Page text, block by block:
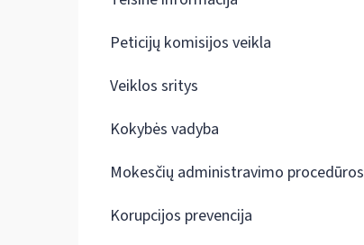
Peticijų komisijos veikla
Veiklos sritys
Kokybės vadyba
Mokesčių administravimo procedūros
Korupcijos prevencija